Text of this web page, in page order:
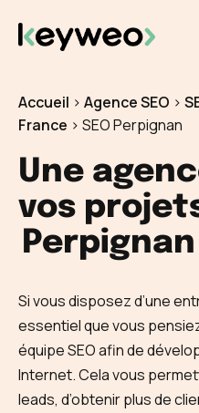
Accueil > Agence SEO >
France > SEO Perpignan
Une
vos
Perpignan
Si vous disposez d’une
essentiel que vous
équipe SEO afin de
Internet. Cela vous
leads, d’obtenir plus de